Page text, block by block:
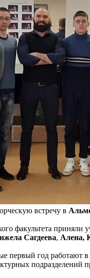
встречу в
факультета
Сагдеева, Алена,
первый год
подразделений